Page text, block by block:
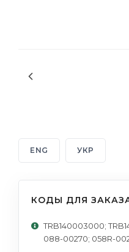
ENG УКР
КОДЫ ДЛЯ
TRB140003000;
088-00270; 058R-